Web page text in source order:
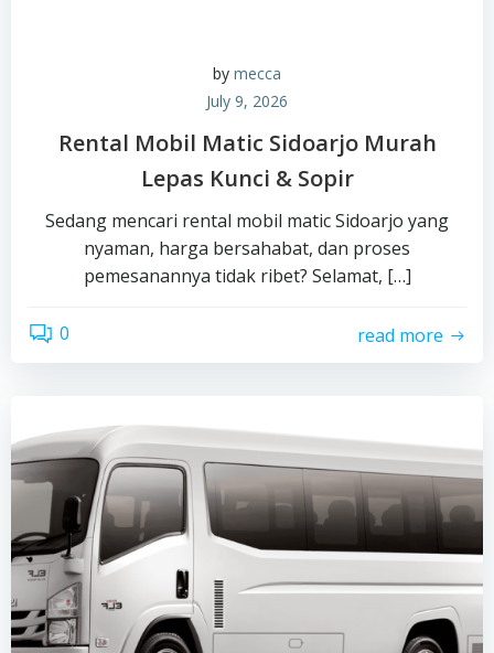
by mecca
July 9, 2026
Rental Mobil Matic Sidoarjo Murah
Lepas Kunci & Sopir
Sedang mencari rental mobil matic Sidoarjo yang
nyaman, harga bersahabat, dan proses
pemesanannya tidak ribet? Selamat, […]
0 read more